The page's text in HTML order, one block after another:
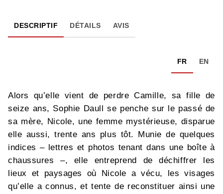
DESCRIPTIF DÉTAILS AVIS
FR EN
Alors qu’elle vient de perdre Camille, sa fille de
seize ans, Sophie Daull se penche sur le passé de
sa mère, Nicole, une femme mystérieuse, disparue
elle aussi, trente ans plus tôt. Munie de quelques
indices – lettres et photos tenant dans une boîte à
chaussures –, elle entreprend de déchiffrer les
lieux et paysages où Nicole a vécu, les visages
qu’elle a connus, et tente de reconstituer ainsi une